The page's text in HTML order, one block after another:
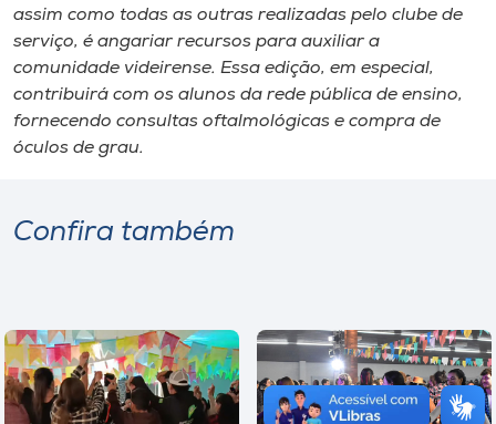
assim como todas as outras realizadas pelo clube de
serviço, é angariar recursos para auxiliar a
comunidade videirense. Essa edição, em especial,
contribuirá com os alunos da rede pública de ensino,
fornecendo consultas oftalmológicas e compra de
óculos de grau.
Confira também